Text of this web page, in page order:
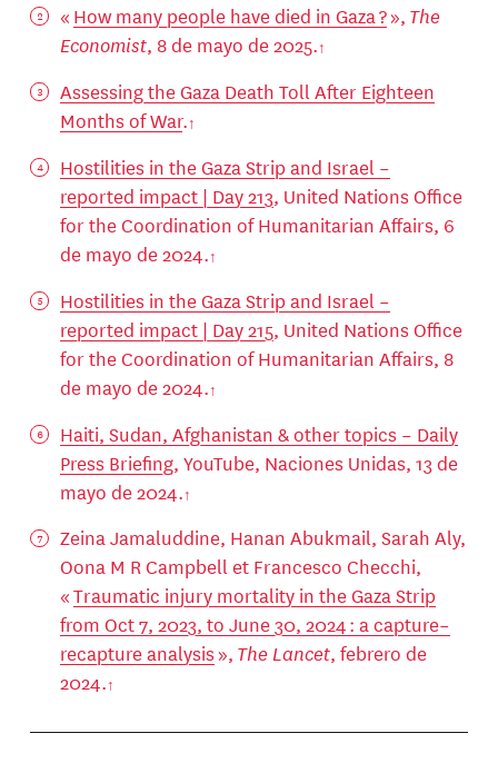
« How many people have died in Gaza ?», The
Economist, 8 de mayo de 2025.
Assessing the Gaza Death Toll After Eighteen
Months of War.
Hostilities in the Gaza Strip and Israel –
reported impact | Day 213, United Nations Office
for the Coordination of Humanitarian Affairs, 6
de mayo de 2024.
Hostilities in the Gaza Strip and Israel –
reported impact | Day 215, United Nations Office
for the Coordination of Humanitarian Affairs, 8
de mayo de 2024.
Haiti, Sudan, Afghanistan & other topics – Daily
Press Briefing, YouTube, Naciones Unidas, 13 de
mayo de 2024.
Zeina Jamaluddine, Hanan Abukmail, Sarah Aly,
Oona M R Campbell et Francesco Checchi,
«Traumatic injury mortality in the Gaza Strip
from Oct 7, 2023, to June 30, 2024 : a capture–
recapture analysis», The Lancet, febrero de
2024.